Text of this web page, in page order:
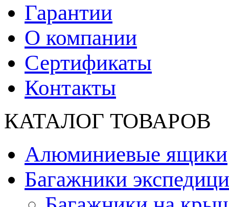
Гарантии
О компании
Сертификаты
Контакты
КАТАЛОГ ТОВАРОВ
Алюминиевые ящики
Багажники